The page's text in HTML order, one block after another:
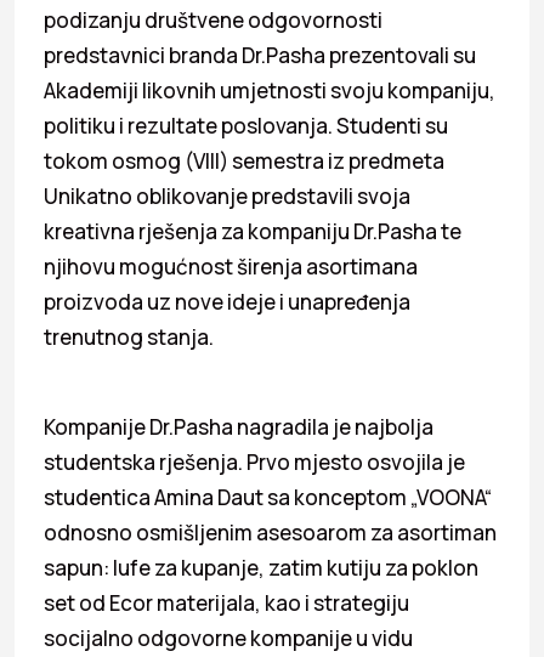
podizanju društvene odgovornosti
predstavnici branda Dr.Pasha prezentovali su
Akademiji likovnih umjetnosti svoju kompaniju,
politiku i rezultate poslovanja. Studenti su
tokom osmog (VIII) semestra iz predmeta
Unikatno oblikovanje predstavili svoja
kreativna rješenja za kompaniju Dr.Pasha te
njihovu mogućnost širenja asortimana
proizvoda uz nove ideje i unapređenja
trenutnog stanja.
Kompanije Dr.Pasha nagradila je najbolja
studentska rješenja. Prvo mjesto osvojila je
studentica Amina Daut sa konceptom „VOONA“
odnosno osmišljenim asesoarom za asortiman
sapun: lufe za kupanje, zatim kutiju za poklon
set od Ecor materijala, kao i strategiju
socijalno odgovorne kompanije u vidu